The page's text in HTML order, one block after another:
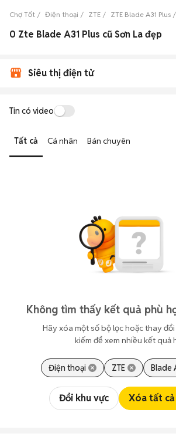
Chợ Tốt Điện thoại ZTE ZTE Blade A31 Plus
0 Zte Blade A31 Plus cũ Sơn La đẹp
Siêu thị điện tử
Tin có video
Tất cả Cá nhân Bán chuyên
Không tìm thấy kết quả phù
Hãy xóa một số bộ lọc hoặc thay
kiếm để xem nhiều kết quả
Điện thoại ZTE Blade
Đổi khu vực Xóa tất